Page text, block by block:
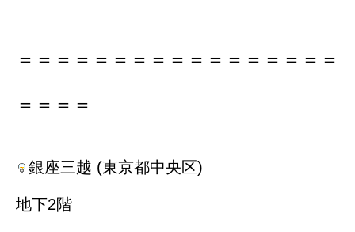
＝＝＝＝＝＝＝＝＝＝＝＝＝＝＝＝＝
＝＝＝＝
銀座三越 (東京都中央区)
地下2階